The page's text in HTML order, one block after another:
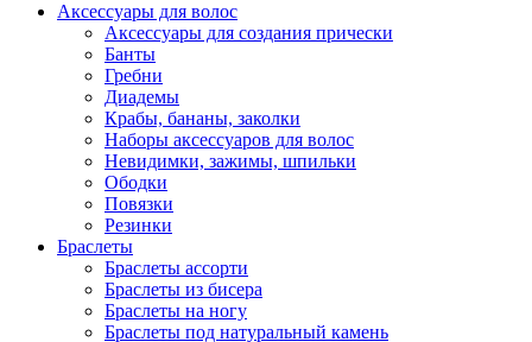
Аксессуары для волос
Аксессуары для создания прически
Банты
Гребни
Диадемы
Крабы, бананы, заколки
Наборы аксессуаров для волос
Невидимки, зажимы, шпильки
Ободки
Повязки
Резинки
Браслеты
Браслеты ассорти
Браслеты из бисера
Браслеты на ногу
Браслеты под натуральный камень